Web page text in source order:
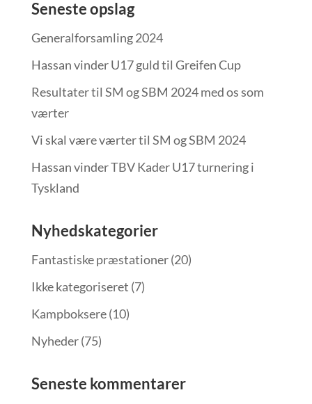
Seneste opslag
Generalforsamling 2024
Hassan vinder U17 guld til Greifen Cup
Resultater til SM og SBM 2024 med os som
værter
Vi skal være værter til SM og SBM 2024
Hassan vinder TBV Kader U17 turnering i
Tyskland
Nyhedskategorier
Fantastiske præstationer(20)
Ikke kategoriseret (7)
Kampboksere(10)
Nyheder(75)
Seneste kommentarer